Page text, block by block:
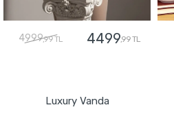
4999,99 TL 4499,99 TL
Luxury Vanda